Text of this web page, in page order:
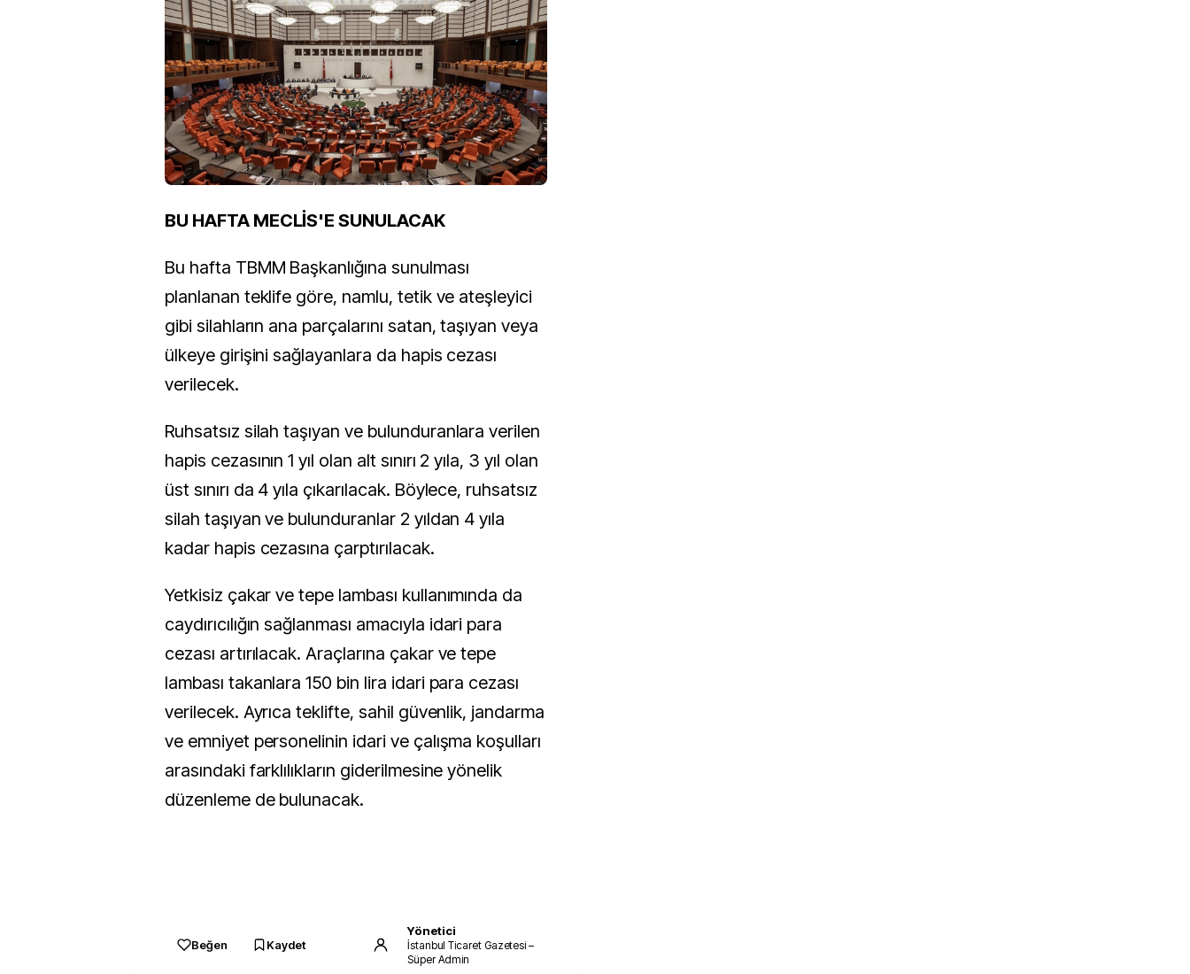
BU HAFTA MECLİS'E SUNULACAK
Bu hafta TBMM Başkanlığına sunulması
planlanan teklife göre, namlu, tetik ve ateşleyici
gibi silahların ana parçalarını satan, taşıyan veya
ülkeye girişini sağlayanlara da hapis cezası
verilecek.
Ruhsatsız silah taşıyan ve bulunduranlara verilen
hapis cezasının 1 yıl olan alt sınırı 2 yıla, 3 yıl olan
üst sınırı da 4 yıla çıkarılacak. Böylece, ruhsatsız
silah taşıyan ve bulunduranlar 2 yıldan 4 yıla
kadar hapis cezasına çarptırılacak.
Yetkisiz çakar ve tepe lambası kullanımında da
caydırıcılığın sağlanması amacıyla idari para
cezası artırılacak. Araçlarına çakar ve tepe
lambası takanlara 150 bin lira idari para cezası
verilecek. Ayrıca teklifte, sahil güvenlik, jandarma
ve emniyet personelinin idari ve çalışma koşulları
arasındaki farklılıkların giderilmesine yönelik
düzenleme de bulunacak.
Beğen Kaydet
Yönetici
İstanbul Ticaret Gazetesi –
Süper Admin